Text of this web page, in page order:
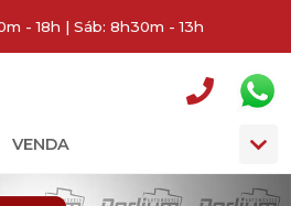
- 18h | Sáb: 8h30m - 13h
VENDA